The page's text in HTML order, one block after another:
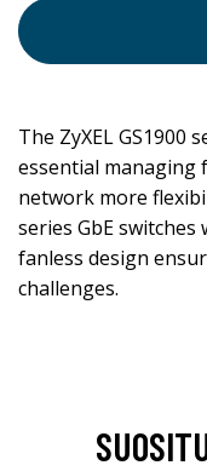
The ZyXEL GS1900
essential managing
network more
series GbE
fanless design
challenges.